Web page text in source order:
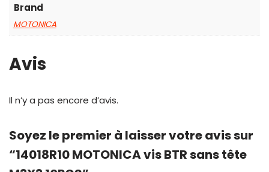
Brand
MOTONICA
Avis
Il n’y a pas encore d’avis.
Soyez le premier à laisser votre avis sur
“14018R10 MOTONICA vis BTR sans tête